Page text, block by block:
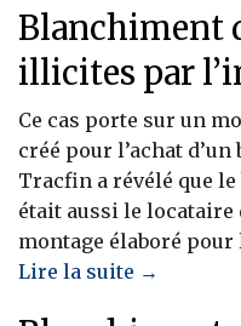
Blanchiment
illicites par
Ce cas porte sur un
créé pour l’achat
Tracfin a révélé que
était aussi le
montage élaboré
Lire la suite →